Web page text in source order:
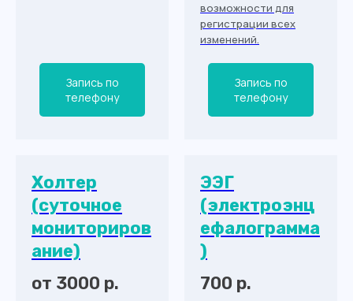
Запись по
телефону
возможности для
регистрации всех
изменений.
Запись по
телефону
Холтер
(суточное
мониториров
ание)
от 3000 р.
ЭЭГ
(электроэнц
ефалограмма
)
700 р.